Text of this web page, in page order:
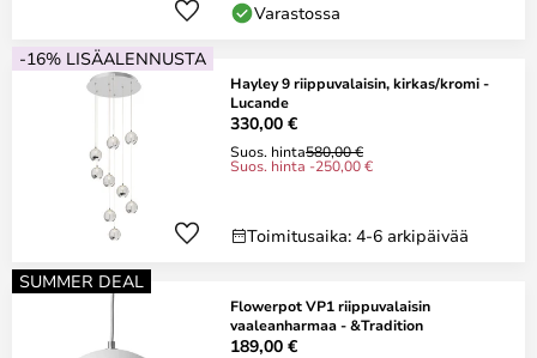
Varastossa
-16% LISÄALENNUSTA
Hayley 9 riippuvalaisin, kirkas/kromi -
Lucande
330,00 €
Suos. hinta580,00 €
Suos. hinta -250,00 €
Toimitusaika: 4-6 arkipäivää
SUMMER DEAL
Flowerpot VP1 riippuvalaisin
vaaleanharmaa - &Tradition
189,00 €